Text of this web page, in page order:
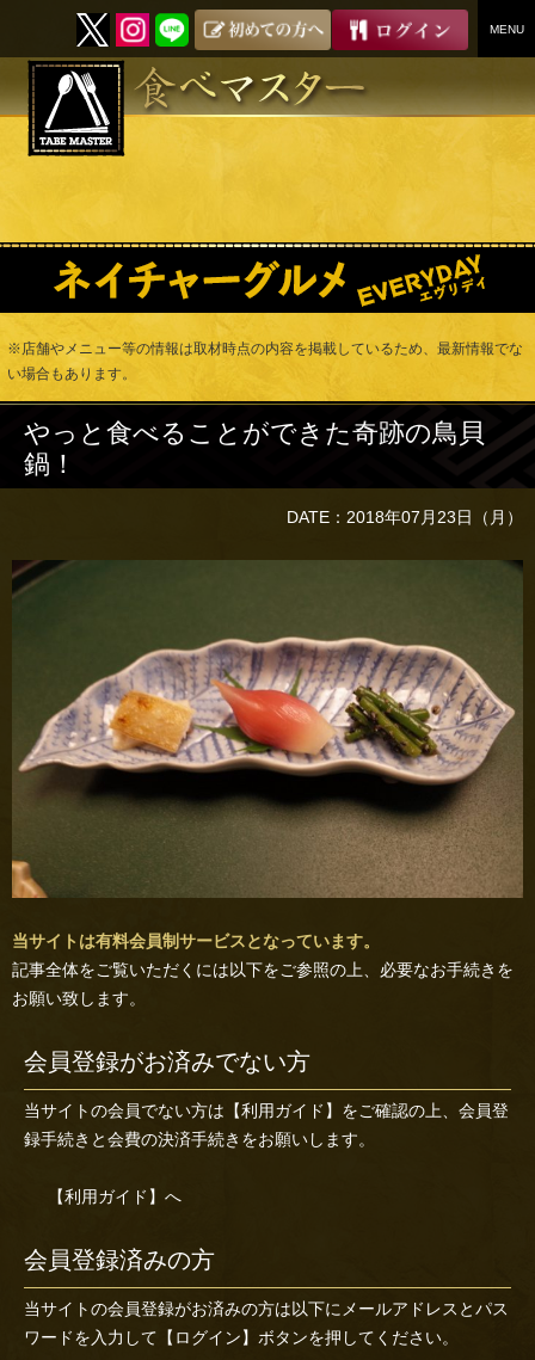
MENU
SKIP
※店舗やメニュー等の情報は取材時点の内容を掲載しているため、最新情報でな
い場合もあります。
やっと食べることができた奇跡の鳥貝
鍋！
DATE：2018年07月23日（月）
当サイトは有料会員制サービスとなっています。
記事全体をご覧いただくには以下をご参照の上、必要なお手続きを
お願い致します。
会員登録がお済みでない方
当サイトの会員でない方は 【利用ガイド】 をご確認の上、会員登
録手続きと会費の決済手続きをお願いします。
【利用ガイド】へ
会員登録済みの方
当サイトの会員登録がお済みの方は以下にメールアドレスとパス
ワードを入力して【ログイン】ボタンを押してください。